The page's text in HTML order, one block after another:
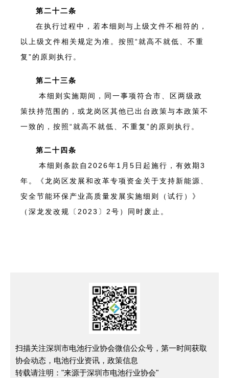
第二十二条
在执行过程中，若本细则与上级文件不相符的，
以上级文件相关规定为准。按照“就高不就低、不重
复”的原则执行。
第二十三条
本细则实施期间，同一事项符合市、区两级政
策扶持范围的，或龙岗区其他已出台政策与本政策不
一致的，按照“就高不就低、不重复”的原则执行。
第二十四条
本细则条款自2026年1月5日起施行，有效期3
年。《龙岗区发展和改革专项资金关于支持新能源、
安全节能环保产业高质量发展实施细则（试行）》
（深龙发改规〔2023〕2号）同时废止。
扫描关注深圳市电池行业协会微信公众号，第一时间获取
协会动态，电池行业资讯，政策信息
转载请注明："来源于深圳市电池行业协会"